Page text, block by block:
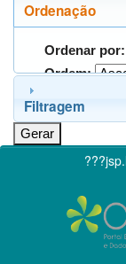
Ordenação
Ordenar por:
Ordem:
Filtragem